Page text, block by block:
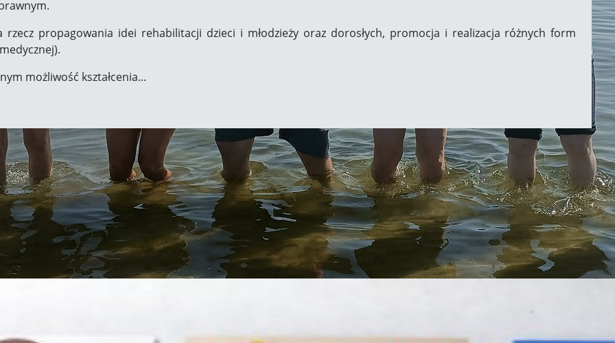
"PrzySTAŃ" Centrum Usług Społeczno-
Powiatu Konińskiego
rzecz propagowania idei rehabilitacji dzieci i młodzieży oraz dorosłych, promocja i realizacja różnych form
możliwość kształcenia...